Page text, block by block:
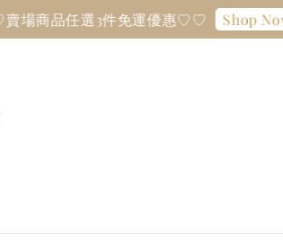
商品任選3件免運優惠♡♡ Shop Now